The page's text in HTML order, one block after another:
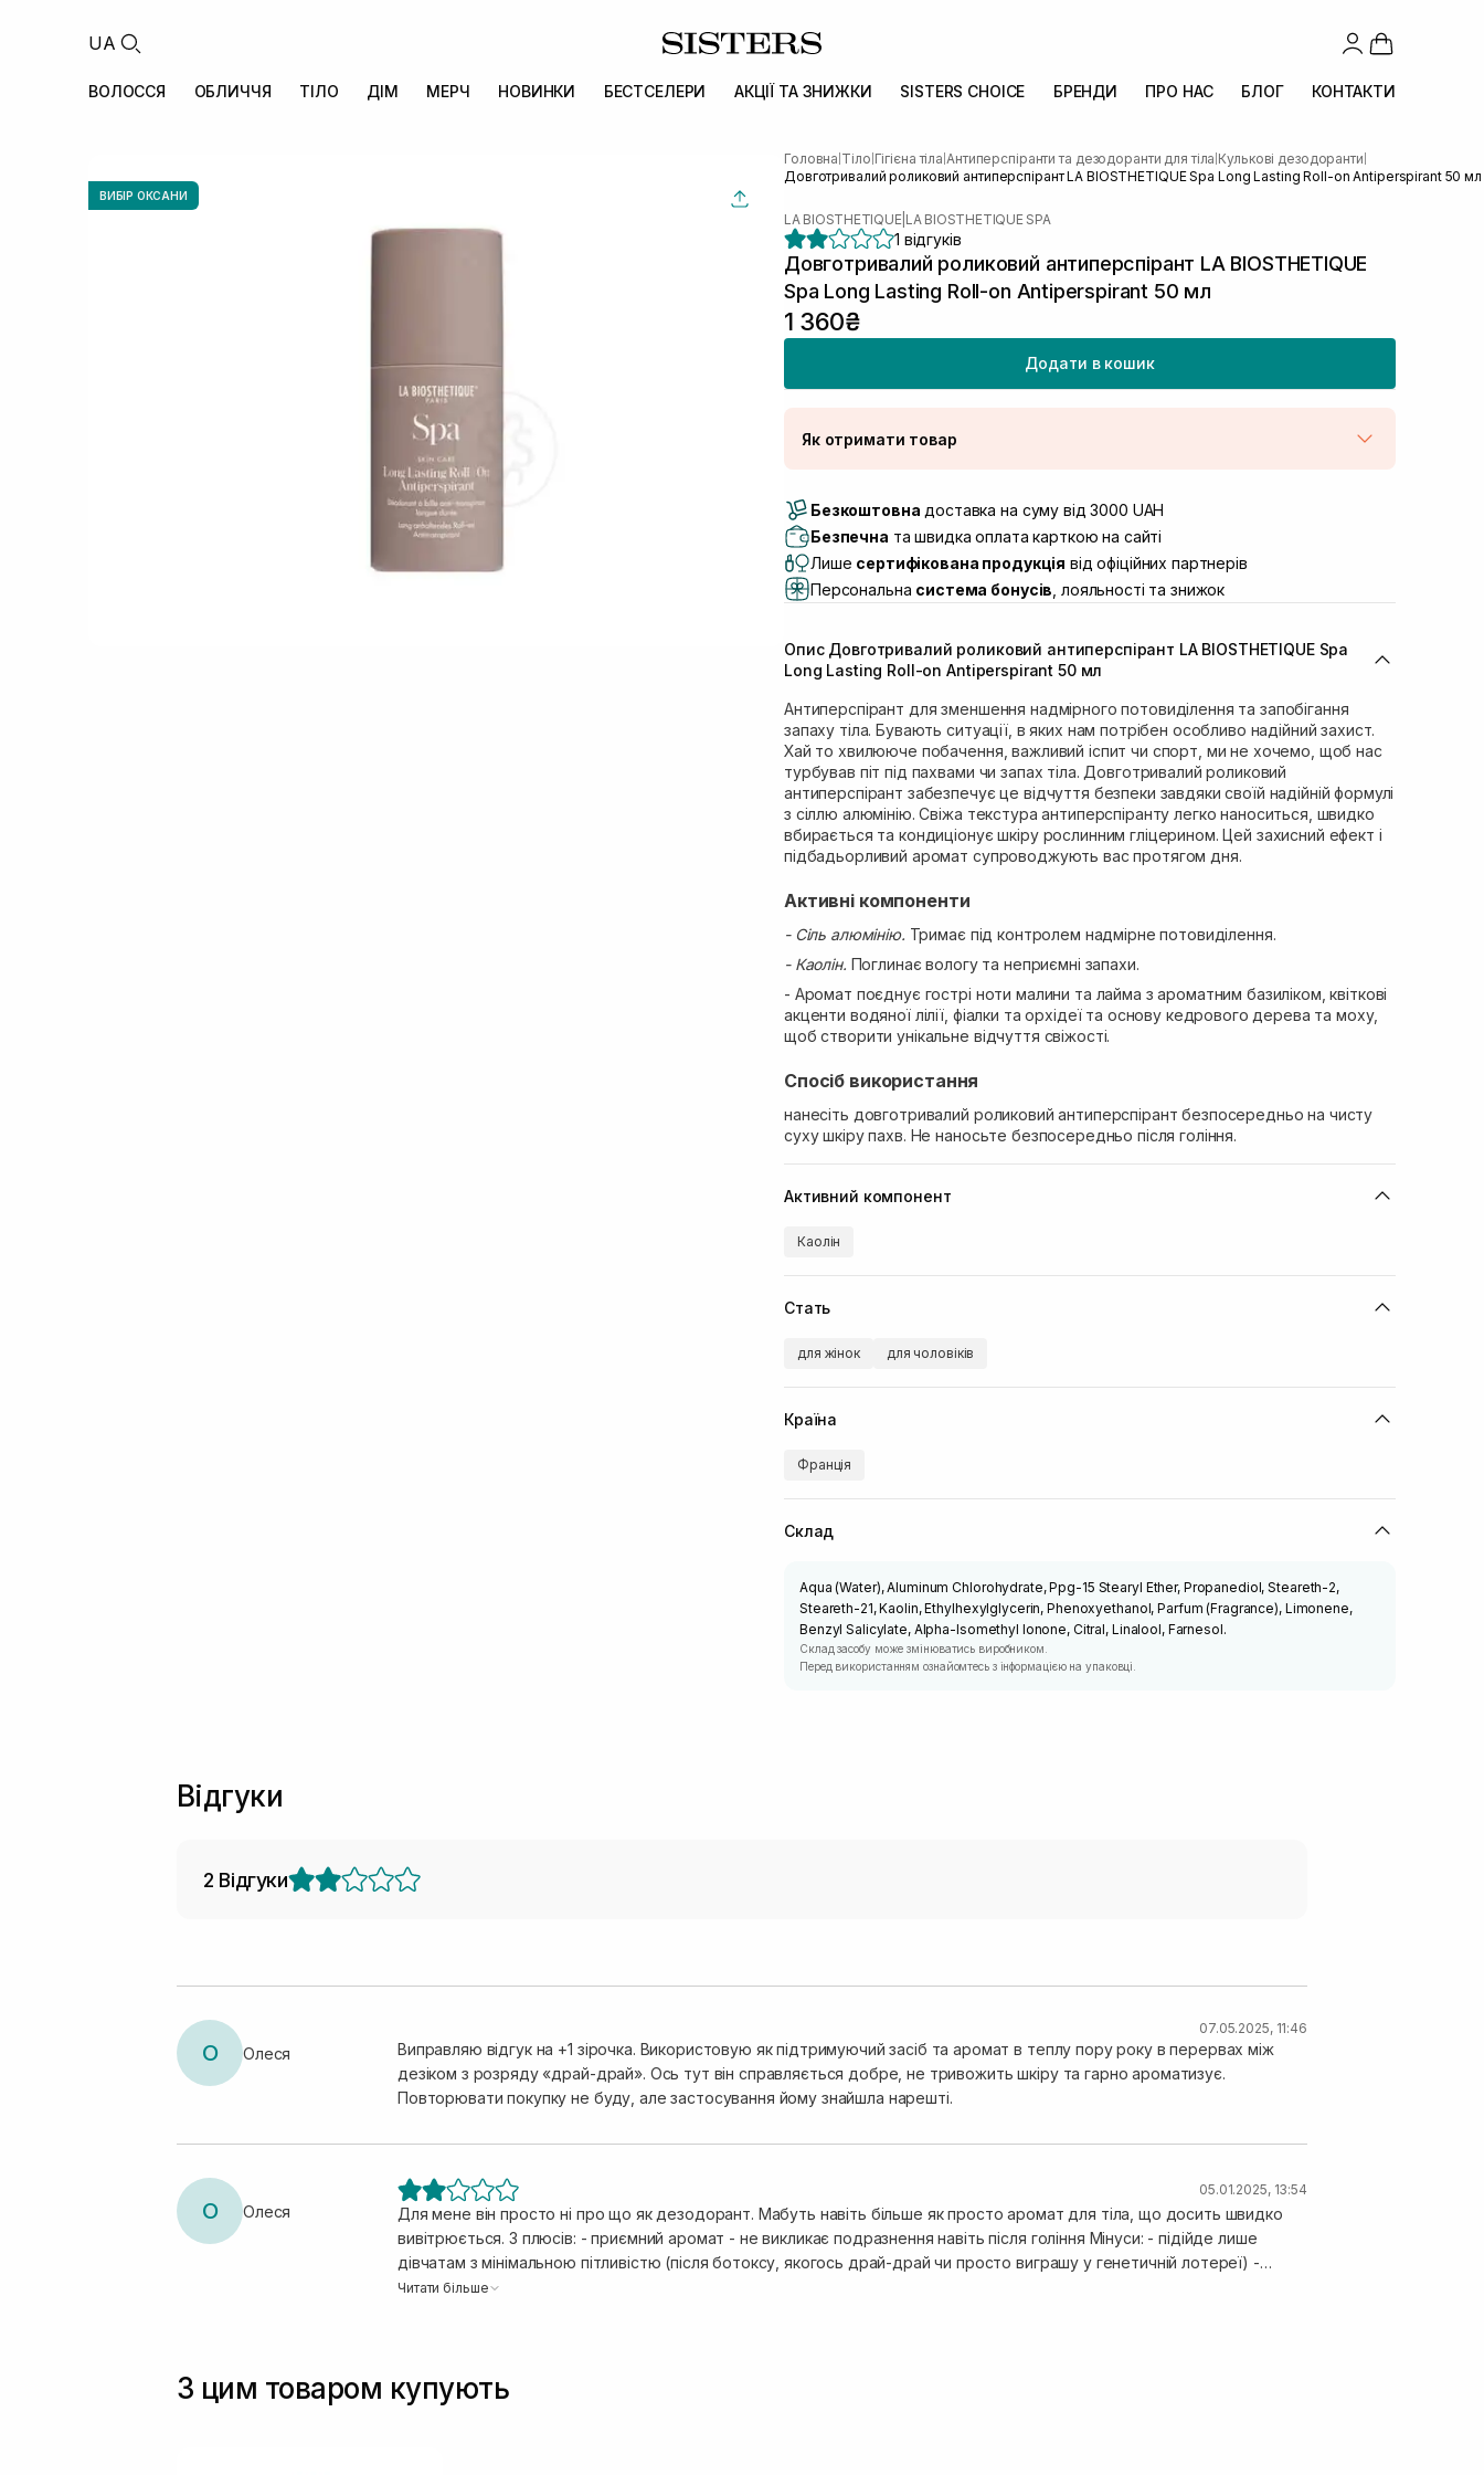
UA
ВОЛОССЯ ОБЛИЧЧЯ ТІЛО ДІМ МЕРЧ НОВИНКИ БЕСТСЕЛЕРИ АКЦІЇ ТА ЗНИЖКИ SISTERS CHOICE БРЕНДИ ПРО НАС БЛОГ КОНТАКТИ
ВИБІР ОКСАНИ
Головна Тіло Гігієна тіла Антиперспіранти та дезодоранти для тіла Кулькові дезодоранти
Довготривалий роликовий антиперспірант LA BIOSTHETIQUE Spa Long Lasting Roll-on Antiperspirant 50 мл
LA BIOSTHETIQUE| LA BIOSTHETIQUE SPA
1 відгуків
Довготривалий роликовий антиперспірант LA BIOSTHETIQUE
Spa Long Lasting Roll-on Antiperspirant 50 мл
1 360₴
Додати в кошик
Як отримати товар
Самовивіз м. Луцьк, вул. Винниченка 4
Самовивіз м. Львів, вул. Академіка Підстригача, 1В (Duck’s
Самовивіз м. Львів, вул. Івана Франка 36
Самовивіз м. Львів, вул. Степана Бандери 45 В наявності
Самовивіз м. Рівне, вул. Кулика і Гудачека 23 (ТЦ Екватор) В наявності
Безкоштовна доставка на суму від 3000 UAH
Безпечна та швидка оплата карткою на сайті
Лише сертифікована продукція від офіційних партнерів
Персональна система бонусів , лояльності та знижок
Опис Довготривалий роликовий антиперспірант LA BIOSTHETIQUE Spa
Long Lasting Roll-on Antiperspirant 50 мл
Антиперспірант для зменшення надмірного потовиділення та запобігання
запаху тіла. Бувають ситуації, в яких нам потрібен особливо надійний захист.
Хай то хвилююче побачення, важливий іспит чи спорт, ми не хочемо, щоб нас
турбував піт під пахвами чи запах тіла. Довготривалий роликовий
антиперспірант забезпечує це відчуття безпеки завдяки своїй надійній формулі
з сіллю алюмінію. Свіжа текстура антиперспіранту легко наноситься, швидко
вбирається та кондиціонує шкіру рослинним гліцерином. Цей захисний ефект і
підбадьорливий аромат супроводжують вас протягом дня.
Активні компоненти
- Сіль алюмінію. Тримає під контролем надмірне потовиділення.
- Каолін. Поглинає вологу та неприємні запахи.
- Аромат поєднує гострі ноти малини та лайма з ароматним базиліком, квіткові
акценти водяної лілії, фіалки та орхідеї та основу кедрового дерева та моху,
щоб створити унікальне відчуття свіжості.
Спосіб використання
нанесіть довготривалий роликовий антиперспірант безпосередньо на чисту
суху шкіру пахв. Не наносьте безпосередньо після гоління.
Активний компонент
Каолін
Стать
для жінок для чоловіків
Країна
Франція
Склад
Aqua (Water), Aluminum Chlorohydrate, Ppg-15 Stearyl Ether, Propanediol, Steareth-2,
Steareth-21, Kaolin, Ethylhexylglycerin, Phenoxyethanol, Parfum (Fragrance), Limonene,
Benzyl Salicylate, Alpha-Isomethyl Ionone, Citral, Linalool, Farnesol.
Склад засобу може змінюватись виробником.
Перед використанням ознайомтесь з інформацією на упаковці.
Відгуки
2 Відгуки
О Олеся
07.05.2025, 11:46
Виправляю відгук на +1 зірочка. Використовую як підтримуючий засіб та аромат в теплу пору року в перервах між
дезіком з розряду «драй-драй». Ось тут він справляється добре, не тривожить шкіру та гарно ароматизує.
Повторювати покупку не буду, але застосування йому знайшла нарешті.
О Олеся
05.01.2025, 13:54
Для мене він просто ні про що як дезодорант. Мабуть навіть більше як просто аромат для тіла, що досить швидко
вивітрюється. З плюсів: - приємний аромат - не викликає подразнення навіть після гоління Мінуси: - підійде лише
дівчатам з мінімальною пітливістю (після ботоксу, якогось драй-драй чи просто виграшу у генетичній лотереї) -
аромат тримається годин 5 - залишає сліди на одязі Тому як косметичний продукт клас, але розраховувати на якусь
Читати більше
З цим товаром купують